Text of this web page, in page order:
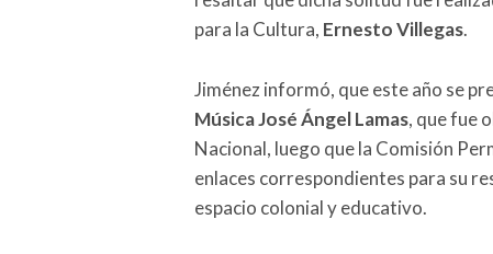
para la Cultura, Ernesto Villegas.
Jiménez informó, que este año se
Música José Ángel Lamas, que fue
Nacional, luego que la Comisión
enlaces correspondientes para su
espacio colonial y educativo.